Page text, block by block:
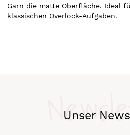
Garn die matte Oberfläche. Ideal
klassischen Overlock-Aufgaben.
Unser